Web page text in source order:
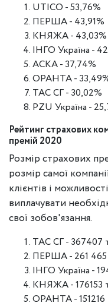
UTICO - 53,76%
ПЕРША - 43,91%
КНЯЖА - 43,03%
ІНГО Україна -
АСКА - 37,74%
ОРАНТА -
ТАС СГ - 30,02%
PZU Україна -
Рейтинг страхових
премій 2020
Розмір страхових
розмір самої
клієнтів і
виплачувати
свої зобов'язання.
ТАС СГ - 367407
ПЕРША - 261 465
ІНГО Україна -
КНЯЖА - 176153
ОРАНТА - 151216